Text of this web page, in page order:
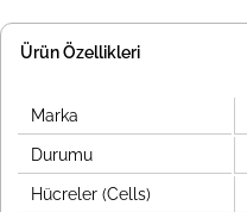
Ürün Özellikleri
Marka
Durumu
Hücreler (Cells)